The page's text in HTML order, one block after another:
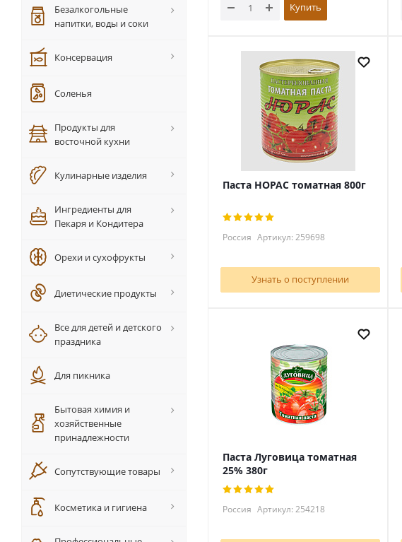
Купить
Паста НОРАС томатная 800г
Россия Артикул: 259698
Узнать о поступлении
Паста Луговица томатная
25% 380г
Россия Артикул: 254218
Безалкогольные
напитки, воды и соки
Консервация
Соленья
Продукты для
восточной кухни
Кулинарные изделия
Ингредиенты для
Пекаря и Кондитера
Орехи и сухофрукты
Диетические продукты
Все для детей и детского
праздника
Для пикника
Бытовая химия и
хозяйственные
принадлежности
Сопутствующие товары
Косметика и гигиена